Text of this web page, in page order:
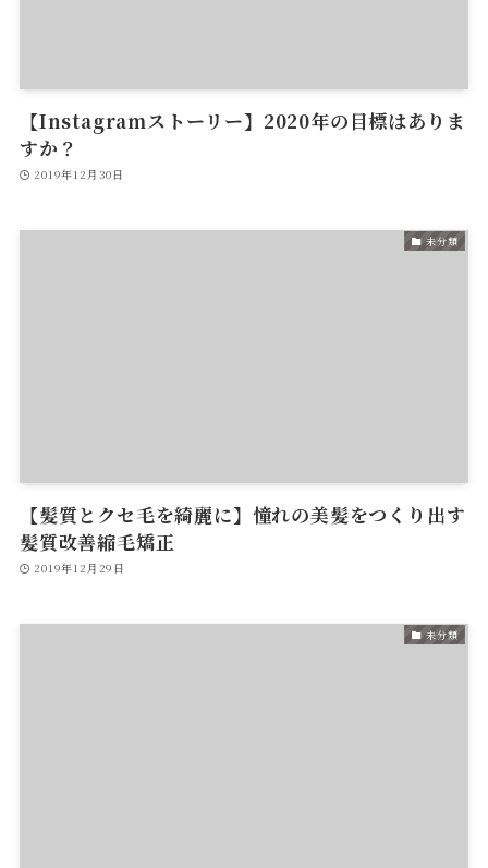
【Instagramストーリー】2020年の目標はありま
すか？
2019年12月30日
未分類
【髪質とクセ毛を綺麗に】憧れの美髪をつくり出す
髪質改善縮毛矯正
2019年12月29日
未分類